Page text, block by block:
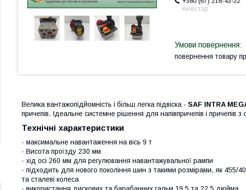
Київстар
повернення товару
Велика вантажопідйомність і більш легка підвіска - SAF INTRA
причепів. Ідеальне системне рішення для напівпричепів і причепів
Технічні характеристики
· максимальне навантаження на вісь 9 т
· Висота проїзду 230 мм
· хід осі 260 мм для регулювання навантажувальної рампи
· підходить для нового покоління шин з такими розмірами, як 455/
та сталеві колеса
· використання дискових та барабанних гальм 19,5 та 22,5 дюйма